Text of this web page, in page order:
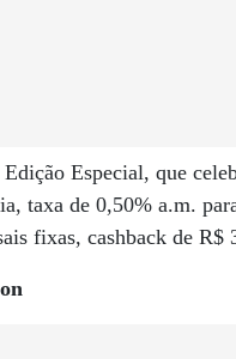
Especial, que
taxa de 0,50% a.m.
fixas, cashback de